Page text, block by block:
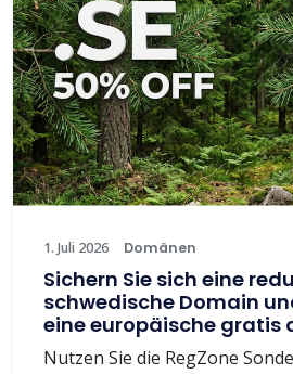
1. Juli 2026 Domänen
Sichern Sie sich eine
schwedische Domain
eine europäische gratis
Nutzen Sie die RegZone